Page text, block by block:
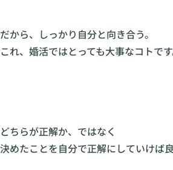
だから、しっかり 自分と向き合う。
これ、婚活ではとっても大事なコトです
どちらが正解か、ではなく
決めたことを自分で正解にしていけば良